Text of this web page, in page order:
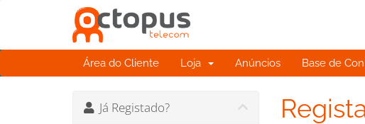
Área do Cliente Loja Anúncios Base de
Já Registado?